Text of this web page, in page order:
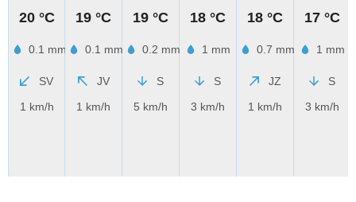
20 °C
0.1 mm
SV
1 km/h
19 °C
0.1 mm
JV
1 km/h
19 °C
0.2 mm
S
5 km/h
18 °C
1 mm
S
3 km/h
18 °C
0.7 mm
JZ
1 km/h
17 °C
1 mm
S
3 km/h